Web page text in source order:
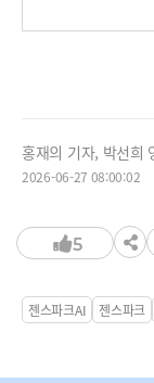
홍재의 기자, 박선희
2026-06-27 08:00:02
5
젠스파크AI 젠스파크